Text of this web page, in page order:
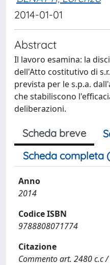
2014-01-01
Abstract
Il lavoro esamina: la
dell'Atto costitutivo di
prevista per le s.p.a.
che stabiliscono
deliberazioni.
Scheda breve
Scheda completa
Anno
2014
Codice ISBN
9788808071774
Citazione
Commento art. 2480 c.c /